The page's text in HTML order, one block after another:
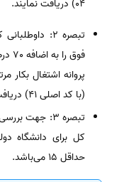
04) دریافت نمایند.
پروانه اشتغال
(با کد اصلی 41) دریافت نمایند.
تبصره 3: جهت
حداقل 15 می‌باشد.